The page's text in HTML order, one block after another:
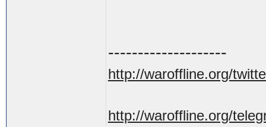
--------------------
http://waroffline.org/
http://waroffline.org/